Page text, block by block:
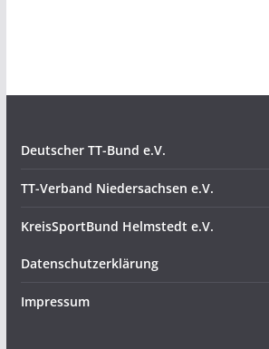
Deutscher TT-Bund e.V.
TT-Verband Niedersachsen e.V.
KreisSportBund Helmstedt e.V.
Datenschutzerklärung
Impressum